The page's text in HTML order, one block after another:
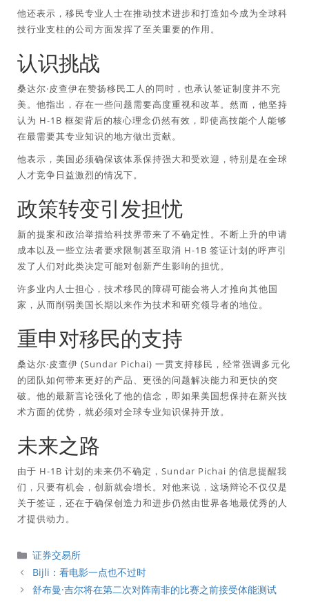
他还表示，移民专业人士在推动技术进步和打造如今成为全球科
技行业支柱的公司方面发挥了至关重要的作用。
认识挑战
桑达尔·皮查伊在赞扬移民工人的同时，也承认签证制度并不完
美。他指出，存在一些问题需要高度重视和改革。然而，他坚持
认为 H-1B 框架背后的核心理念仍然有效，即使高技能个人能够
在最需要其专业知识的地方做出贡献。
他表示，美国必须确保该体系保持强大和受欢迎，特别是在全球
人才竞争日益激烈的情况下。
政策转变引发担忧
新的提案和政治举措给科技界带来了不确定性。不断上升的申请
成本以及一些立法者要求限制甚至取消 H-1B 签证计划的呼声引
发了人们对此类决定可能对创新产生影响的担忧。
许多业内人士担心，技术移民的障碍可能会将人才推向其他国
家，从而削弱美国长期以来作为技术和研究领导者的地位。
重申对移民的支持
桑达尔·皮查伊 (Sundar Pichai) 一贯支持移民，经常强调多元化
的团队如何带来更好的产品、更强的问题解决能力和更快的突
破。他的最新言论强化了他的信念，即如果美国想保持在新兴技
术方面的优势，就必须对全球专业知识保持开放。
未来之路
由于 H-1B 计划的未来仍不确定，Sundar Pichai 的信息提醒我
们，只要有机会，创新就会增长。对他来说，这场辩论不仅仅是
关于签证，还在于确保创造力和进步仍然由世界各地最优秀的人
才提供动力。
分
類
证券交易所
Bijli：看电影一点也不过时
舒布曼·吉尔将在第二次对阵南非的比赛之前接受体能测试